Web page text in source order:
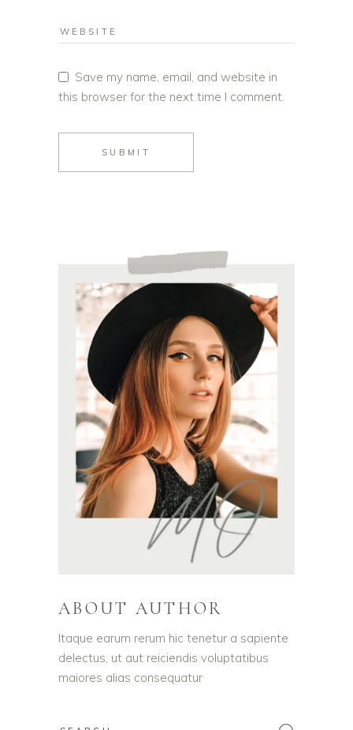
Save my name, email, and website in
this browser for the next time I comment.
SUBMIT
ABOUT AUTHOR
Itaque earum rerum hic tenetur a sapiente
delectus, ut aut reiciendis voluptatibus
maiores alias consequatur